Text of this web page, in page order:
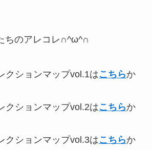
ちのアレコレ∩^ω^∩
クションマップvol.1はこちらか
クションマップvol.2はこちらか
クションマップvol.3はこちらか